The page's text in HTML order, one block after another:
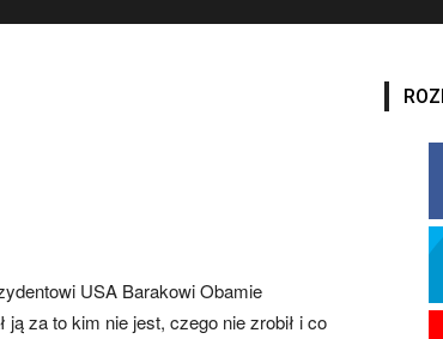
USA Barakowi Obamie
za to kim nie jest, czego nie zrobił i co